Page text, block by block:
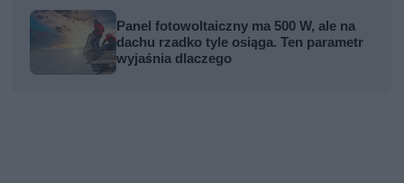
Panel fotowoltaiczny ma 500 W, ale na
dachu rzadko tyle osiąga. Ten parametr
wyjaśnia dlaczego